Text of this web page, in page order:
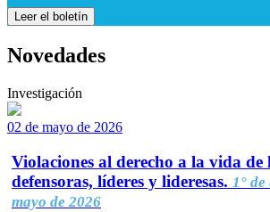
Leer el boletín
Novedades
Investigación
02 de mayo de 2026
Violaciones al derecho a la vida de
defensoras, líderes y lideresas. 1°
mayo de 2026